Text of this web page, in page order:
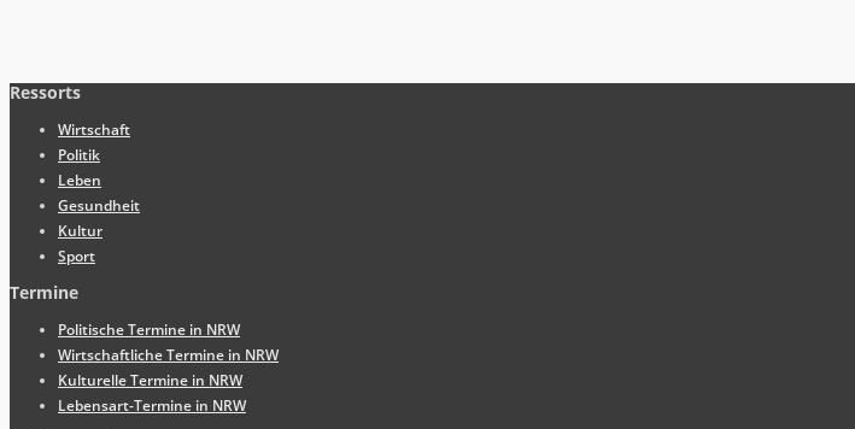
Ressorts
Wirtschaft
Politik
Leben
Gesundheit
Kultur
Sport
Termine
Politische Termine in NRW
Wirtschaftliche Termine in NRW
Kulturelle Termine in NRW
Lebensart-Termine in NRW